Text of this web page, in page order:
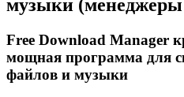
музыки (менеджеры
Free Download Manager
мощная программа для
файлов и музыки